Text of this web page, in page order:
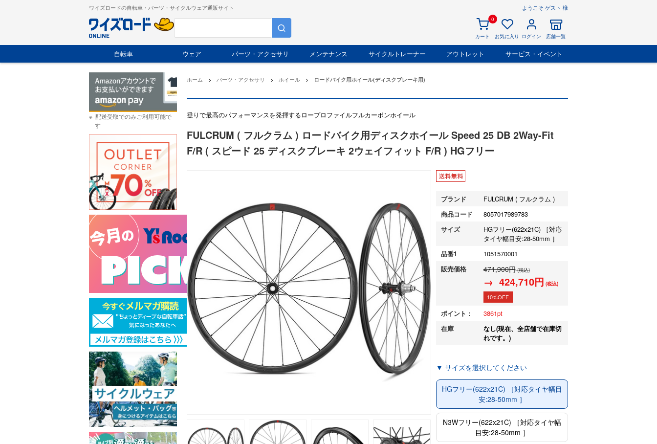
ワイズロードの自転車・パーツ・サイクルウェア通販サイト ようこそ ゲスト 様
0
カート お気に入り ログイン 店舗一覧
自転車 ウェア パーツ・アクセサリ メンテナンス サイクルトレーナー アウトレット サービス・イベント
ホーム > パーツ・アクセサリ > ホイール > ロードバイク用ホイール(ディスクブレーキ用)
登りで最高のパフォーマンスを発揮するロープロファイルフルカーボンホイール
FULCRUM ( フルクラム ) ロードバイク用ディスクホイール Speed 25 DB 2Way-Fit
F/R ( スピード 25 ディスクブレーキ 2ウェイフィット F/R ) HGフリー
ブランド
FULCRUM ( フルクラム )
商品コード
8057017989783
サイズ
HGフリー(622x21C) ［対応
タイヤ幅目安:28-50mm ］
品番1
1051570001
販売価格
471,900円(税込)
→ 424,710円 (税込)
10%OFF
ポイント :
3861
在庫
なし(現在、全店舗で在庫切
れです。)
▼ サイズを選択してください
HGフリー(622x21C) ［対応タイヤ幅目
安:28-50mm ］
N3Wフリー(622x21C) ［対応タイヤ幅
目安:28-50mm ］
配送受取でのみご利用可能で
す